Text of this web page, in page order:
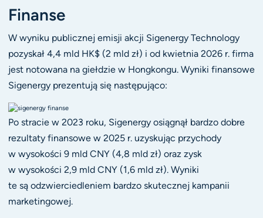
Finanse
W wyniku publicznej emisji akcji Sigenergy Technology
pozyskał 4,4 mld HK$ (2 mld zł) i od kwietnia 2026 r. firma
jest notowana na giełdzie w Hongkongu. Wyniki finansowe
Sigenergy prezentują się następująco:
Po stracie w 2023 roku, Sigenergy osiągnął bardzo dobre
rezultaty finansowe w 2025 r. uzyskując przychody
w wysokości 9 mld CNY (4,8 mld zł) oraz zysk
w wysokości 2,9 mld CNY (1,6 mld zł). Wyniki
te są odzwierciedleniem bardzo skutecznej kampanii
marketingowej.